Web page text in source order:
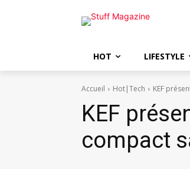
HOT LIFESTYLE
Accueil Hot|Tech KEF
KEF
compact